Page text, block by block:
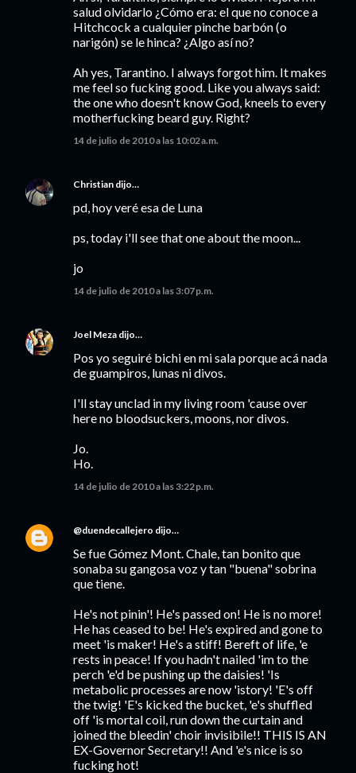
salud olvidarlo ¿Cómo era: el que no conoce a
Hitchcock a cualquier pinche barbón (o
narigón) se le hinca? ¿Algo así no?
Ah yes, Tarantino. I always forgot him. It makes
me feel so fucking good. Like you always said:
the one who doesn't know God, kneels to every
motherfucking beard guy. Right?
14 de julio de 2010 a las 10:02 a.m.
Christian dijo…
pd, hoy veré esa de Luna
ps, today i'll see that one about the moon...
jo
14 de julio de 2010 a las 3:07 p.m.
Joel Meza dijo…
Pos yo seguiré bichi en mi sala porque acá nada
de guampiros, lunas ni divos.
I'll stay unclad in my living room 'cause over
here no bloodsuckers, moons, nor divos.
Jo.
Ho.
14 de julio de 2010 a las 3:22 p.m.
@duendecallejero dijo…
Se fue Gómez Mont. Chale, tan bonito que
sonaba su gangosa voz y tan "buena" sobrina
que tiene.
He's not pinin'! He's passed on! He is no more!
He has ceased to be! He's expired and gone to
meet 'is maker! He's a stiff! Bereft of life, 'e
rests in peace! If you hadn't nailed 'im to the
perch 'e'd be pushing up the daisies! 'Is
metabolic processes are now 'istory! 'E's off
the twig! 'E's kicked the bucket, 'e's shuffled
off 'is mortal coil, run down the curtain and
joined the bleedin' choir invisibile!! THIS IS AN
EX-Governor Secretary!! And 'e's nice is so
fucking hot!